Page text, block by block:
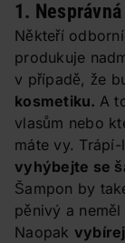
1.
Někteří
produkuje
v případě, že
kosmetiku. A
vlasům nebo
máte vy.
vyhýbejte se
Šampon by
pěnivý a
Naopak